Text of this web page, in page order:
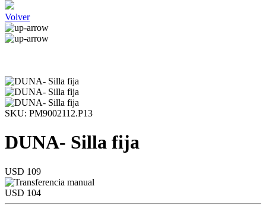
Volver
SKU: PM9002112.P13
DUNA- Silla fija
USD 109
USD 104